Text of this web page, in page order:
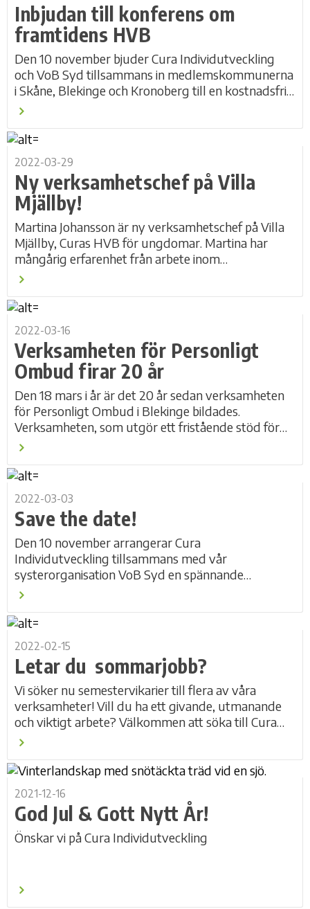
Inbjudan till konferens om
framtidens HVB
Den 10 november bjuder Cura Individutveckling
och VoB Syd tillsammans in medlemskommunerna
i Skåne, Blekinge och Kronoberg till en kostnadsfri
konferens om HVB-vård för unga. Dagen riktar
2022-03-29
Ny verksamhetschef på Villa
Mjällby!
Martina Johansson är ny verksamhetschef på Villa
Mjällby, Curas HVB för ungdomar. Martina har
mångårig erfarenhet från arbete inom
socialtjänsten och nu senast från en chefstjänst
2022-03-16
Verksamheten för Personligt
Ombud firar 20 år
Den 18 mars i år är det 20 år sedan verksamheten
för Personligt Ombud i Blekinge bildades.
Verksamheten, som utgör ett fristående stöd för
personer med en psykisk funktionsnedsättning,
2022-03-03
Save the date!
Den 10 november arrangerar Cura
Individutveckling tillsammans med vår
systerorganisation VoB Syd en spännande
konferens om vård och behandling inom HVB. Alla
2022-02-15
Letar du sommarjobb?
Vi söker nu semestervikarier till flera av våra
verksamheter! Vill du ha ett givande, utmanande
och viktigt arbete? Välkommen att söka till Cura
2021-12-16
God Jul & Gott Nytt År!
Önskar vi på Cura Individutveckling